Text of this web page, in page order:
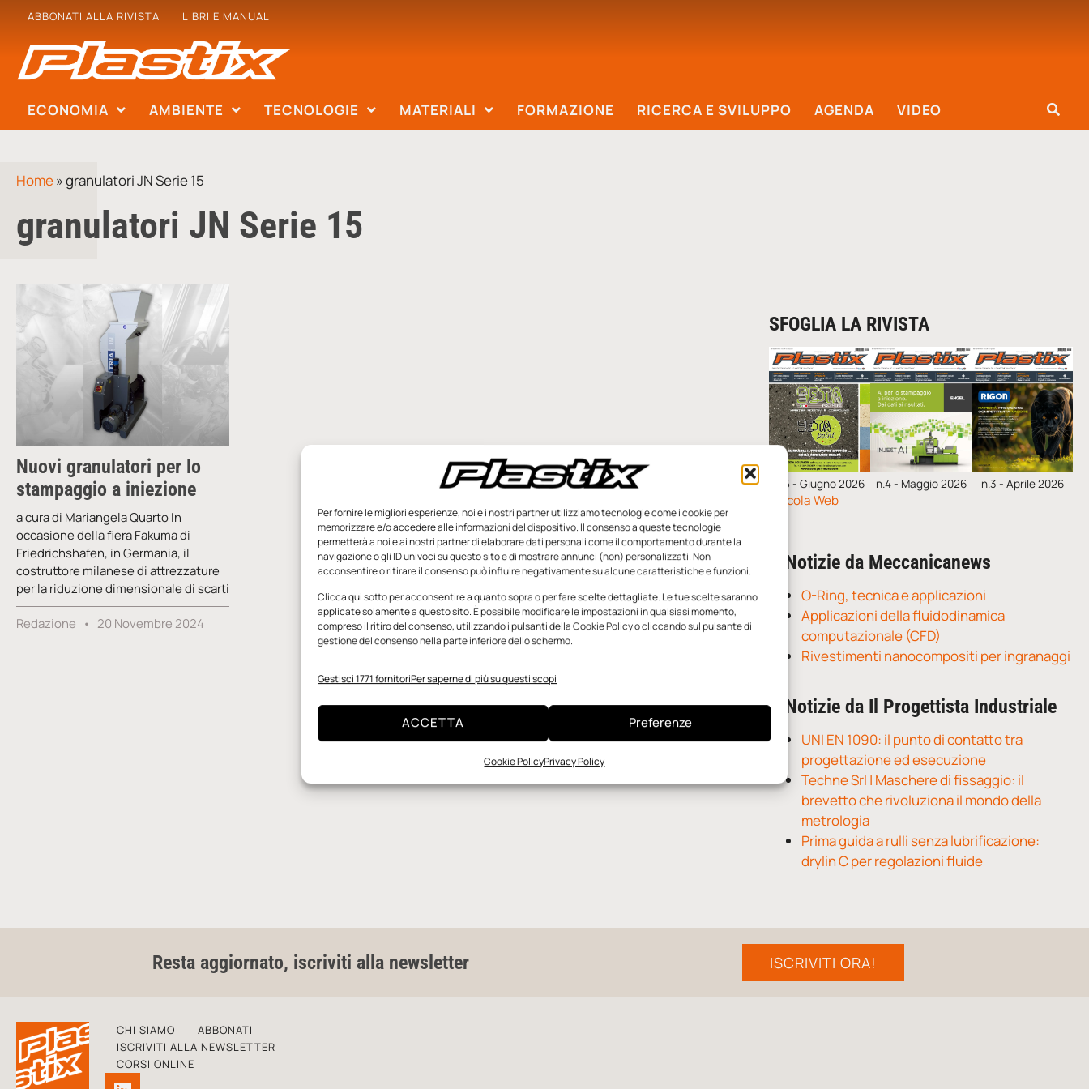
Per fornire le migliori esperienze, noi e i nostri partner utilizziamo tecnologie come i cookie per
memorizzare e/o accedere alle informazioni del dispositivo. Il consenso a queste tecnologie
permetterà a noi e ai nostri partner di elaborare dati personali come il comportamento durante la
navigazione o gli ID univoci su questo sito e di mostrare annunci (non) personalizzati. Non
acconsentire o ritirare il consenso può influire negativamente su alcune caratteristiche e funzioni.
Clicca qui sotto per acconsentire a quanto sopra o per fare scelte dettagliate. Le tue scelte saranno
applicate solamente a questo sito. È possibile modificare le impostazioni in qualsiasi momento,
compreso il ritiro del consenso, utilizzando i pulsanti della Cookie Policy o cliccando sul pulsante di
gestione del consenso nella parte inferiore dello schermo.
Gestisci 1771 fornitoriPer saperne di più su questi scopi
ACCETTA Preferenze
Cookie PolicyPrivacy Policy
ABBONATI ALLA RIVISTA LIBRI E MANUALI
ECONOMIA AMBIENTE TECNOLOGIE MATERIALI FORMAZIONE RICERCA E SVILUPPO AGENDA VIDEO
Home»granulatori JN Serie 15
granulatori JN Serie 15
Nuovi granulatori per lo
stampaggio a iniezione
a cura di Mariangela Quarto In
occasione della fiera Fakuma di
Friedrichshafen, in Germania, il
costruttore milanese di attrezzature
per la riduzione dimensionale di scarti
Redazione 20 Novembre 2024
SFOGLIA LA RIVISTA
n.5 - Giugno 2026 n.4 - Maggio 2026 n.3 - Aprile 2026
Edicola Web
Notizie da Meccanicanews
O-Ring, tecnica e applicazioni
Applicazioni della fluidodinamica
computazionale (CFD)
Rivestimenti nanocompositi per ingranaggi
Notizie da Il Progettista Industriale
UNI EN 1090: il punto di contatto tra
progettazione ed esecuzione
Techne Srl | Maschere di fissaggio: il
brevetto che rivoluziona il mondo della
metrologia
Prima guida a rulli senza lubrificazione:
drylin C per regolazioni fluide
Resta aggiornato, iscriviti alla newsletter ISCRIVITI ORA!
CHI SIAMO
ABBONATI
ISCRIVITI ALLA NEWSLETTER
CORSI ONLINE